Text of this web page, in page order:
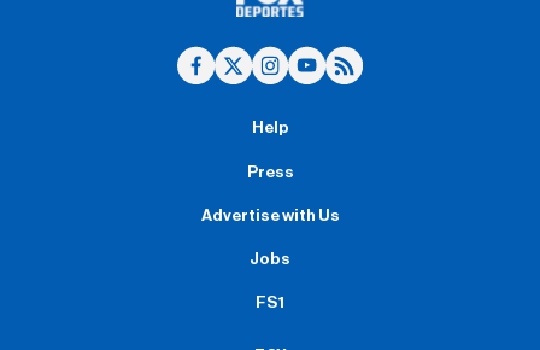
Help
Press
Advertise with Us
Jobs
FS1